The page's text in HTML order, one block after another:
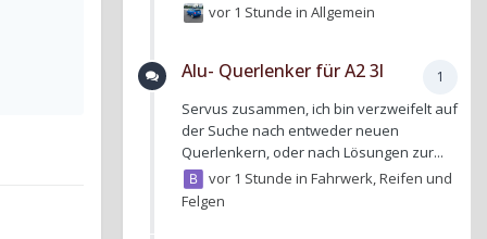
vor 1 Stunde inAllgemein
1
Alu- Querlenker für A2 3l
Servus zusammen, ich bin verzweifelt auf
der Suche nach entweder neuen
Querlenkern, oder nach Lösungen zur...
vor 1 Stunde inFahrwerk, Reifen und
Felgen